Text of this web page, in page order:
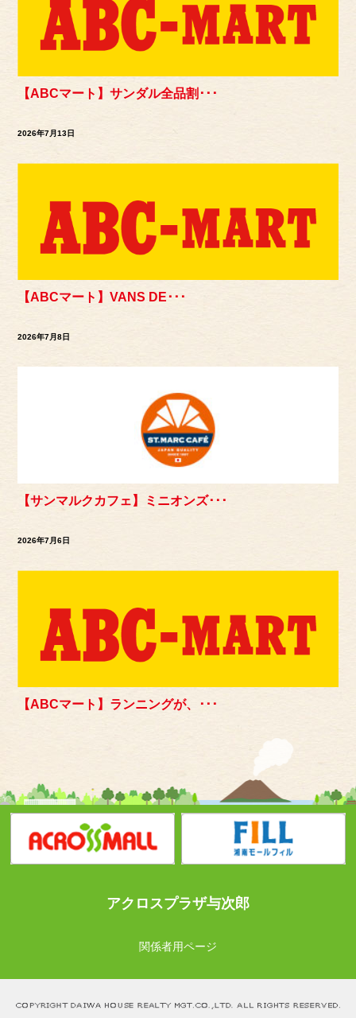
【ABCマート】サンダル全品割･･･
2026年7月13日
【ABCマート】VANS DE･･･
2026年7月8日
【サンマルクカフェ】ミニオンズ･･･
2026年7月6日
【ABCマート】ランニングが、･･･
アクロスプラザ与次郎
関係者用ページ